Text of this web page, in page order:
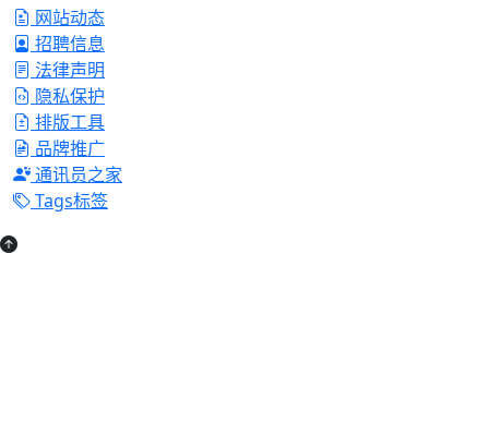
网站动态
招聘信息
法律声明
隐私保护
排版工具
品牌推广
通讯员之家
Tags标签